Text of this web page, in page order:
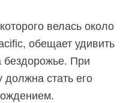
велась около
обещает удивить
бездорожье. При
стать его